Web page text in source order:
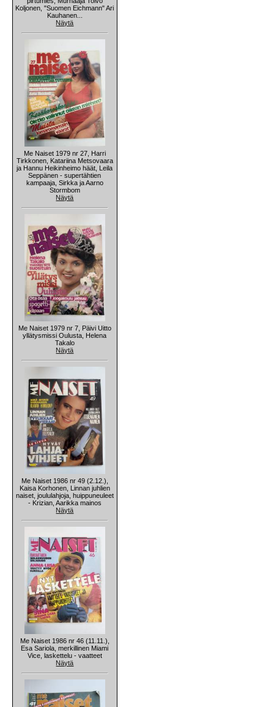
Koljonen, "Suomen Eichmann" Ari
Kauhanen...
Näytä
Me Naiset 1979 nr 27, Harri
Tirkkonen, Katariina Metsovaara
ja Hannu Heikinheimo häät, Leila
Seppänen - supertähtien
kampaaja, Sirkka ja Aarno
Stormbom
Näytä
Me Naiset 1979 nr 7, Päivi Uitto
yllätysmissi Oulusta, Helena
Takalo
Näytä
Me Naiset 1986 nr 49 (2.12.),
Kaisa Korhonen, Linnan juhlien
naiset, joululahjoja, huippuneuleet
- Krizian, Aarikka mainos
Näytä
Me Naiset 1986 nr 46 (11.11.),
Esa Sariola, merkillinen Miami
Vice, laskettelu - vaatteet
Näytä